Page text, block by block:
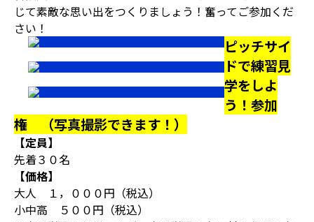
じて素敵な思い出をつくりましょう！奮ってご参加くだ
さい！
ピッチサイ
ドで練習見
学をしよ
う！参加
権 （写真撮影できます！）
【定員】
先着３０名
【価格】
大人 １，０００円（税込）
小中高 ５００円（税込）